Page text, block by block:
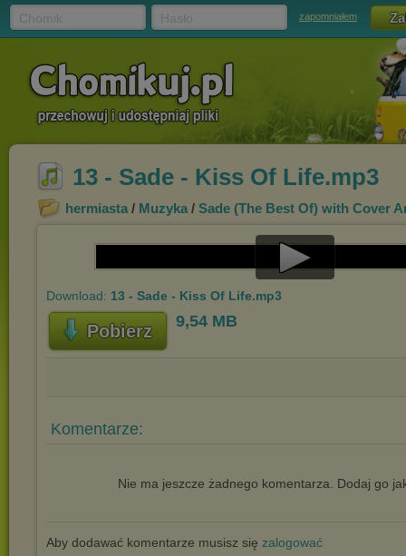
zapomniałem
13 - Sade - Kiss Of Life.mp3
hermiasta / Muzyka / Sade (The Best Of) with Cover
Play
Download: 13 - Sade - Kiss Of Life.mp3
Pobierz 9,54 MB
Komentarze:
Nie ma jeszcze żadnego komentarza. Dodaj go
Aby dodawać komentarze musisz się zalogować